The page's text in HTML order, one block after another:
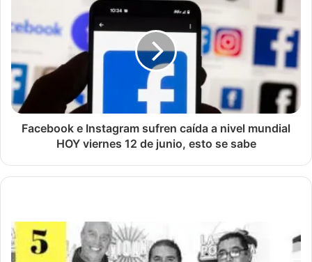
Facebook e Instagram sufren caída a nivel mundial
HOY viernes 12 de junio, esto se sabe